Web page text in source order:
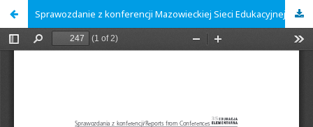
Sprawozdanie z konferencji Mazowieckiej Sieci Edukacyjnej „Edukacja narzędziem rozwoju lokalnego”